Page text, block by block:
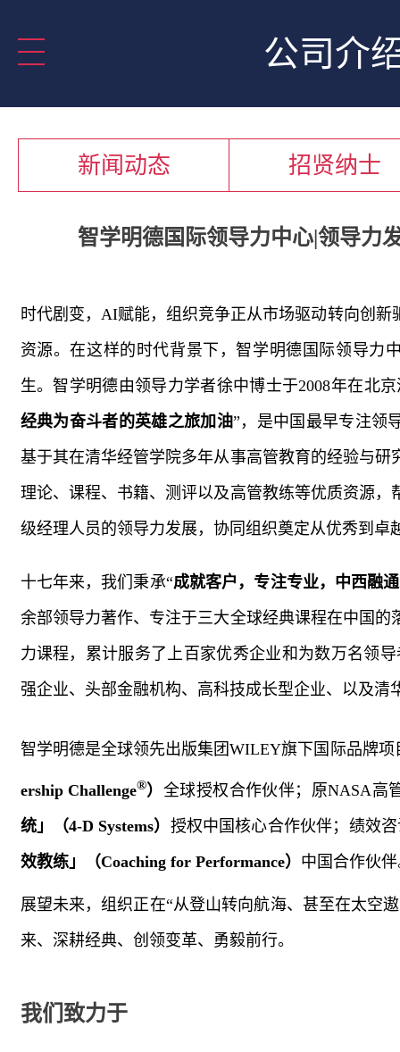
公司介
新闻动态 招贤纳士
智学明德国际领导力中心|领导力
时代剧变， AI赋能，组织竞争正从市场驱动转向创
资源。在这样的时代背景下，智学明德国际领导力
生。智学明德由领导力学者徐中博士于2008年在北
经典为奋斗者的英雄之旅加油”，是中国最早专注领
基于其在清华经管学院多年从事高管教育的经验与
理论、课程、书籍、测评以及高管教练等优质资源
级经理人员的领导力发展，协同组织奠定从优秀到卓
十七年来，我们秉承“成就客户，专注专业，中西融
余部领导力著作、专注于三大全球经典课程在中国
力课程，累计服务了上百家优秀企业和为数万名领
强企业、头部金融机构、高科技成长型企业、以及清
智学明德是全球领先出版集团WILEY旗下国际品牌项
ership Challenge®） 全球授权合作伙伴；原NASA高
统」（4-D Systems） 授权中国核心合作伙伴；绩效
效教练」（Coaching for Performance） 中国合作伙
展望未来，组织正在“从登山转向航海、甚至在太空
来、深耕经典、创领变革、勇毅前行。
我们致力于